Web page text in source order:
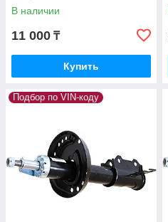
В наличии
11 000 ₸
Купить
Подбор по VIN-коду